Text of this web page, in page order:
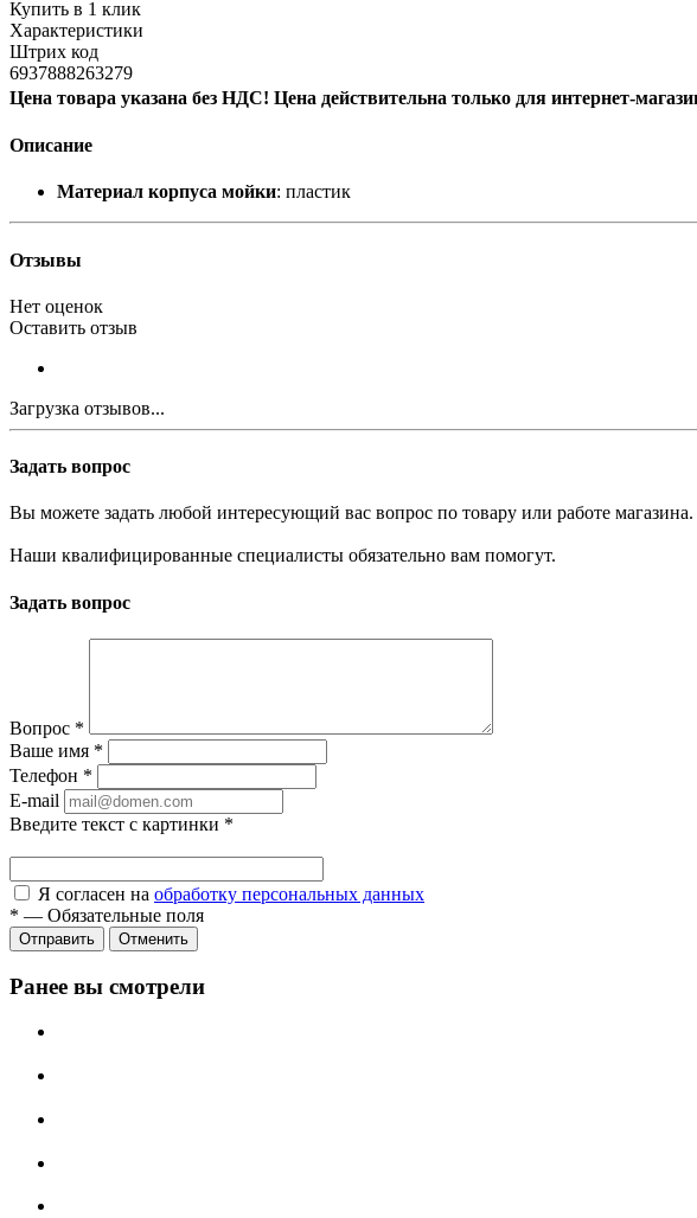
Купить в 1 клик
Характеристики
Штрих код
6937888263279
Цена товара указана без НДС! Цена действительна только для интернет-
Описание
Материал корпуса мойки: пластик
Отзывы
Нет оценок
Оставить отзыв
Загрузка отзывов...
Задать вопрос
Вы можете задать любой интересующий вас вопрос по товару или работе магазина.
Наши квалифицированные специалисты обязательно вам помогут.
Задать вопрос
Вопрос *
Ваше имя *
Телефон *
E-mail
Введите текст с картинки *
Я согласен на обработку персональных данных
* — Обязательные поля
Отправить Отменить
Ранее вы смотрели